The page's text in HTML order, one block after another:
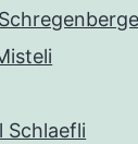
Schlaefli